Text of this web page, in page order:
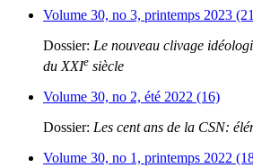
Volume 30, no 3, printemps 2023
Dossier: Le nouveau clivage
du XXIe siècle
Volume 30, no 2, été 2022 (16)
Dossier: Les cent ans de la CSN:
Volume 30, no 1, printemps 2022